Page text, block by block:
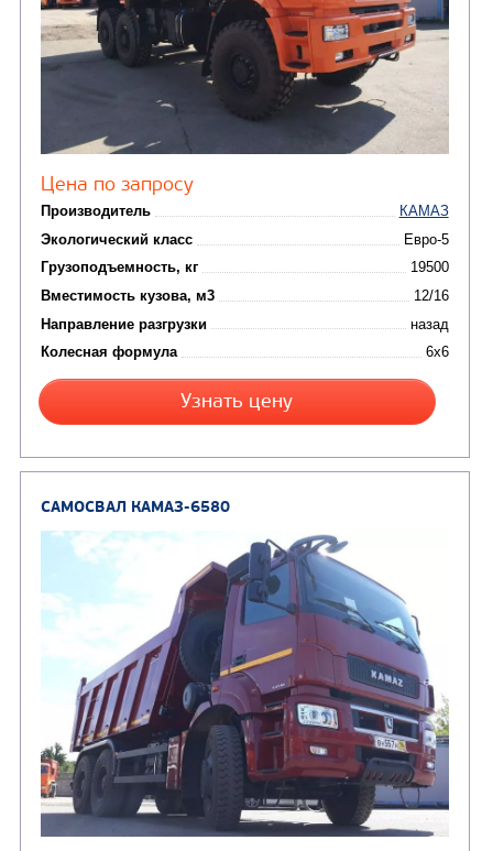
Вместимость кузова, м3
Направление разгрузки
Колесная формула
Заказать
Кредит/Лизинг
САМОСВАЛ КАМАЗ-6520
Цена по запросу
Производитель
Экологический класс